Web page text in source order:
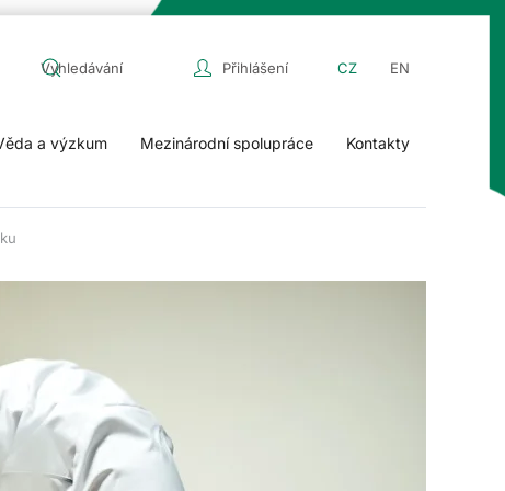
Přihlášení CZ EN
a výzkum Mezinárodní spolupráce Kontakty